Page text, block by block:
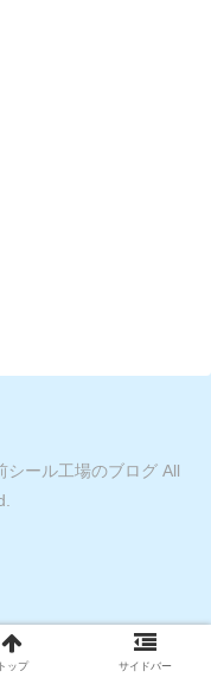
ール工場のブログ All
トップ サイドバー